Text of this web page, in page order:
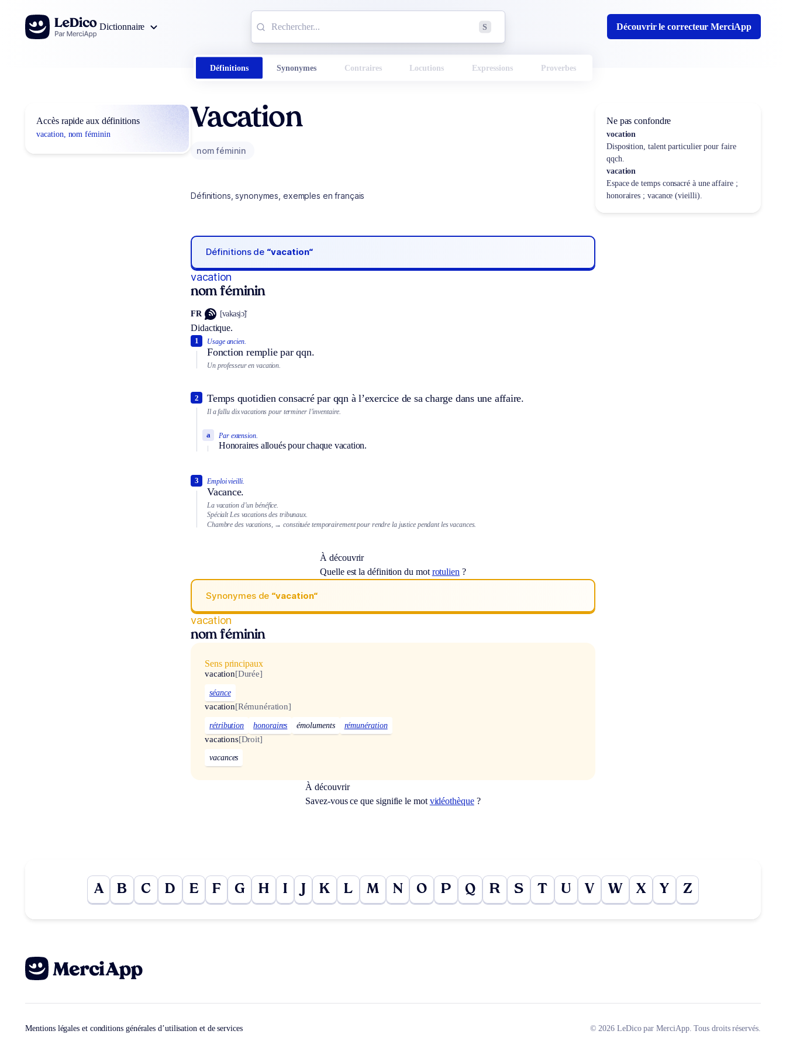
Aller au contenu
Dictionnaire
S Découvrir le correcteur MerciApp
Définitions Synonymes Contraires Locutions Expressions Proverbes
Accès rapide aux définitions
vacation, nom féminin
Vacation
nom féminin
Définitions, synonymes, exemples en français
Définitions de “vacation“
vacation
nom féminin
FR [vakasjɔ̃]
Didactique.
Usage ancien.
Fonction remplie par qqn.
1
Un professeur en vacation.
Temps quotidien consacré par qqn à l’exercice de sa charge dans une affaire.
2
Il a fallu dix vacations pour terminer l’inventaire.
Par extension.
Honoraires alloués pour chaque vacation.
a
Emploi vieilli.
Vacance.
3
La vacation d’un bénéfice.
Spécialt Les vacations des tribunaux.
Chambre des vacations, → constituée temporairement pour rendre la justice pendant les vacances.
À découvrir
Quelle est la définition du mot rotulien ?
Synonymes de “vacation“
vacation
nom féminin
Sens principaux
vacation[Durée]
séance
vacation[Rémunération]
rétribution honoraires émoluments rémunération
vacations[Droit]
vacances
À découvrir
Savez-vous ce que signifie le mot vidéothèque?
Ne pas confondre
vocation
Disposition, talent particulier pour faire
qqch.
vacation
Espace de temps consacré à une affaire ;
honoraires ; vacance (vieilli).
A B C D E F G H I J K L M N O P Q R S T U V W X Y Z
Mentions légales et conditions générales d’utilisation et de services © 2026 LeDico par MerciApp. Tous droits réservés.